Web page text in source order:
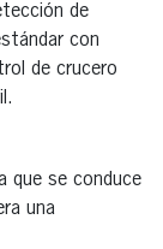
de
con
de crucero
que se conduce
una